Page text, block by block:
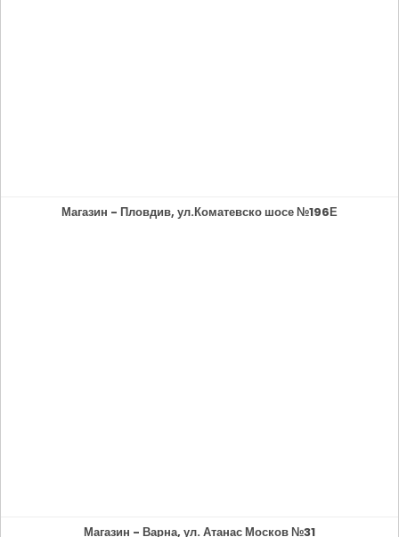
Магазин - Пловдив, ул.Коматевско шосе №196Е
Магазин - Варна, ул. Атанас Москов №31